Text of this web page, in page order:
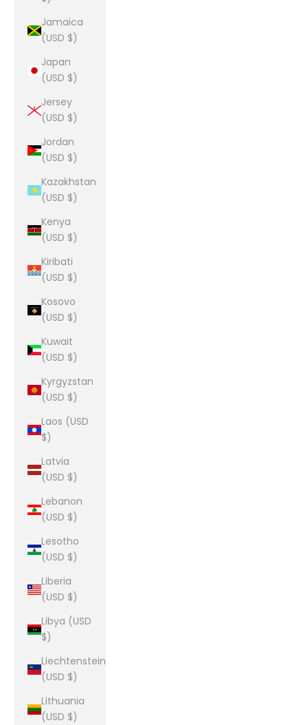
Jamaica
(USD $)
Japan
(USD $)
Jersey
(USD $)
Jordan
(USD $)
Kazakhstan
(USD $)
Kenya
(USD $)
Kiribati
(USD $)
Kosovo
(USD $)
Kuwait
(USD $)
Kyrgyzstan
(USD $)
Laos (USD
$)
Latvia
(USD $)
Lebanon
(USD $)
Lesotho
(USD $)
Liberia
(USD $)
Libya (USD
$)
Liechtenstein
(USD $)
Lithuania
(USD $)